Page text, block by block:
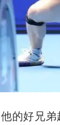
的好兄弟